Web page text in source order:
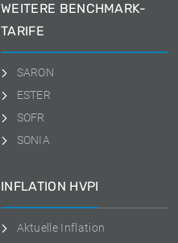
WEITERE BENCHMARK-
TARIFE
SARON
ESTER
SOFR
SONIA
INFLATION HVPI
Aktuelle Inflation